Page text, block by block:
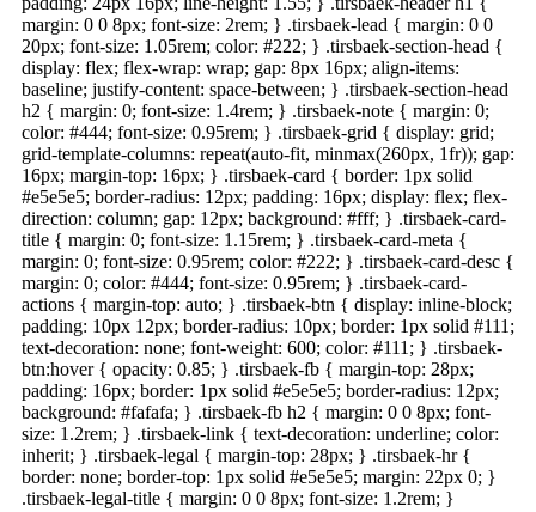
margin: 0 0 8px; font-size: 2rem; } .tirsbaek-lead { margin: 0 0
20px; font-size: 1.05rem; color: #222; } .tirsbaek-section-head {
display: flex; flex-wrap: wrap; gap: 8px 16px; align-items:
baseline; justify-content: space-between; } .tirsbaek-section-head
h2 { margin: 0; font-size: 1.4rem; } .tirsbaek-note { margin: 0;
color: #444; font-size: 0.95rem; } .tirsbaek-grid { display: grid;
grid-template-columns: repeat(auto-fit, minmax(260px, 1fr)); gap:
16px; margin-top: 16px; } .tirsbaek-card { border: 1px solid
#e5e5e5; border-radius: 12px; padding: 16px; display: flex; flex-
direction: column; gap: 12px; background: #fff; } .tirsbaek-card-
title { margin: 0; font-size: 1.15rem; } .tirsbaek-card-meta {
margin: 0; font-size: 0.95rem; color: #222; } .tirsbaek-card-desc {
margin: 0; color: #444; font-size: 0.95rem; } .tirsbaek-card-
actions { margin-top: auto; } .tirsbaek-btn { display: inline-block;
padding: 10px 12px; border-radius: 10px; border: 1px solid #111;
text-decoration: none; font-weight: 600; color: #111; } .tirsbaek-
btn:hover { opacity: 0.85; } .tirsbaek-fb { margin-top: 28px;
padding: 16px; border: 1px solid #e5e5e5; border-radius: 12px;
background: #fafafa; } .tirsbaek-fb h2 { margin: 0 0 8px; font-
size: 1.2rem; } .tirsbaek-link { text-decoration: underline; color:
inherit; } .tirsbaek-legal { margin-top: 28px; } .tirsbaek-hr {
border: none; border-top: 1px solid #e5e5e5; margin: 22px 0; }
.tirsbaek-legal-title { margin: 0 0 8px; font-size: 1.2rem; }